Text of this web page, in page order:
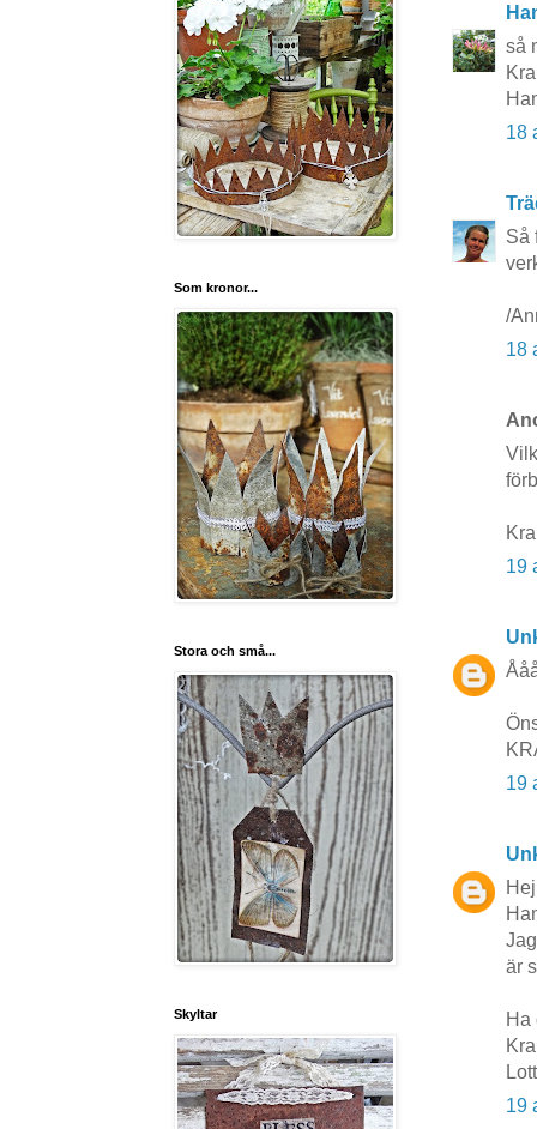
så
18
Så
/
18
19
19
Hej
är
Ha
19
Som kronor...
Stora och små...
Skyltar